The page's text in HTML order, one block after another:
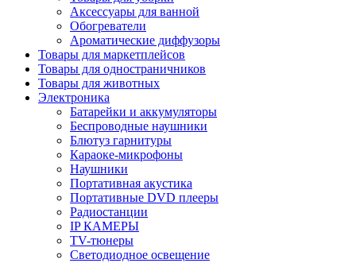
Аксессуары для ванной
Обогреватели
Ароматические диффузоры
Товары для маркетплейсов
Товары для одностраничников
Товары для животных
Электроника
Батарейки и аккумуляторы
Беспроводные наушники
Блютуз гарнитуры
Караоке-микрофоны
Наушники
Портативная акустика
Портативные DVD плееры
Радиостанции
IP КАМЕРЫ
TV-тюнеры
Светодиодное освещение